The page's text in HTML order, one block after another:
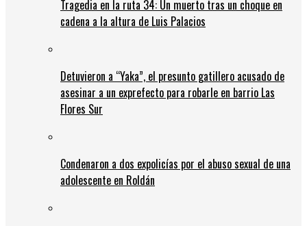
Tragedia en la ruta 34: Un muerto tras un choque en
cadena a la altura de Luis Palacios
Detuvieron a “Yaka”, el presunto gatillero acusado de
asesinar a un exprefecto para robarle en barrio Las
Flores Sur
Condenaron a dos expolicías por el abuso sexual de una
adolescente en Roldán